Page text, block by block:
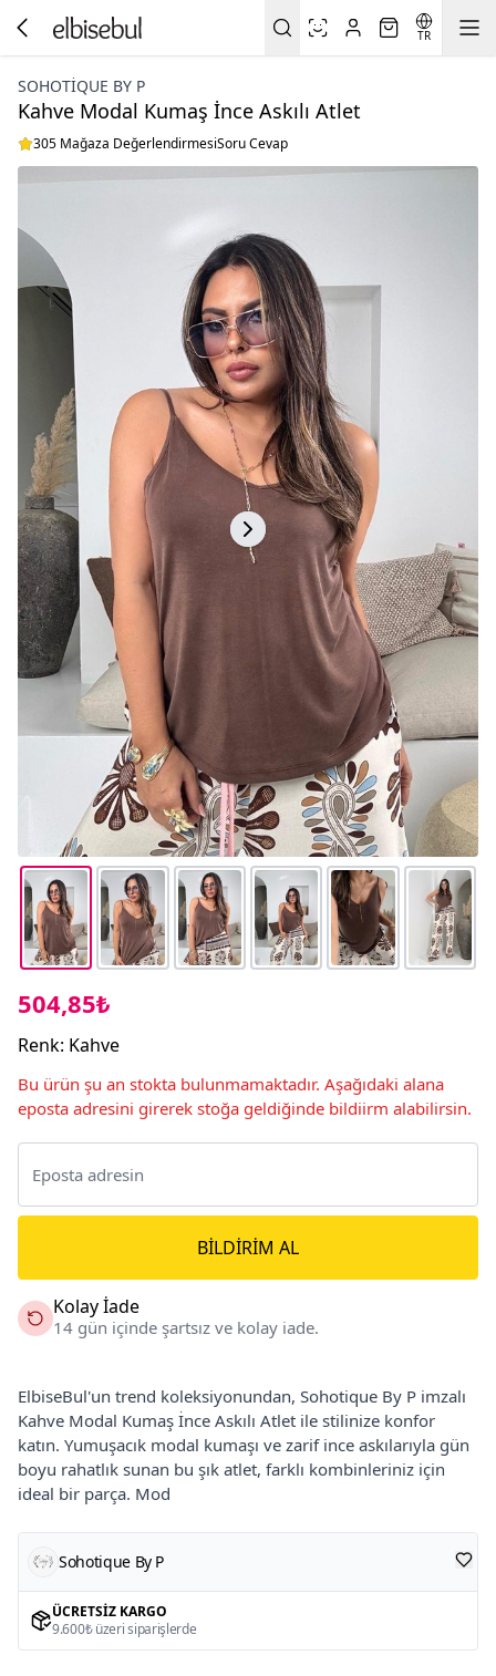
TR
SOHOTIQUE BY P
Kahve Modal Kumaş İnce Askılı Atlet
305 Mağaza DeğerlendirmesiSoru Cevap
504,85₺
Renk: Kahve
Bu ürün şu an stokta bulunmamaktadır. Aşağıdaki alana
eposta adresini girerek stoğa geldiğinde bildiirm alabilirsin.
BILDIRIM AL
Kolay İade
14 gün içinde şartsız ve kolay iade.
ElbiseBul'un trend koleksiyonundan, Sohotique By P imzalı
Kahve Modal Kumaş İnce Askılı Atlet ile stilinize konfor
katın. Yumuşacık modal kumaşı ve zarif ince askılarıyla gün
boyu rahatlık sunan bu şık atlet, farklı kombinleriniz için
ideal bir parça. Mod
Sohotique By P
ÜCRETSIZ KARGO
9.600₺ üzeri siparişlerde